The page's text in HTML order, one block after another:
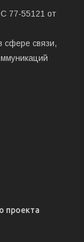
77-55121 от
сфере связи,
проекта